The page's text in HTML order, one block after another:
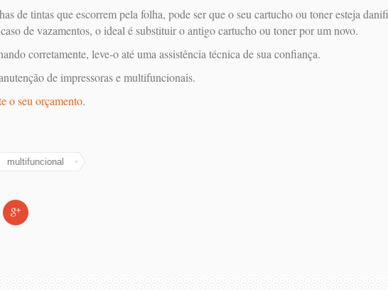
de tintas que escorrem pela folha, pode ser que o seu cartucho ou toner esteja
de vazamentos, o ideal é substituir o antigo cartucho ou toner por um novo.
corretamente, leve-o até uma assistência técnica de sua confiança.
de impressoras e multifuncionais.
o seu orçamento.
multifuncional